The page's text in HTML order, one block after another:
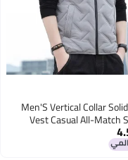
Men'S Vertical Collar
Vest Casual All-Match
Ware Vest Warm
Shoulder-Free Jacket